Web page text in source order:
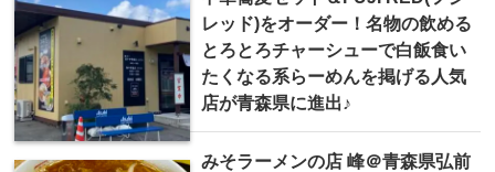
レッド)をオーダー！名物の飲める
とろとろチャーシューで白飯食い
たくなる系らーめんを掲げる人気
店が青森県に進出♪
みそラーメンの店 峰＠青森県弘前